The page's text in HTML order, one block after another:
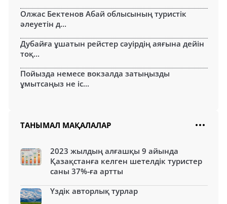
Олжас Бектенов Абай облысының туристік
әлеуетін д...
Дубайға ұшатын рейстер сәуірдің аяғына дейін
тоқ...
Пойызда немесе вокзалда затыңызды
ұмытсаңыз не іс...
ТАНЫМАЛ МАҚАЛАЛАР
2023 жылдың алғашқы 9 айында
Қазақстанға келген шетелдік туристер
саны 37%-ға артты
Үздік авторлық турлар